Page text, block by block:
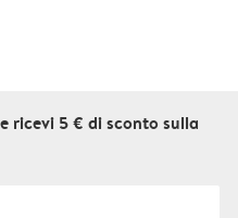
ricevi 5 € di sconto sulla